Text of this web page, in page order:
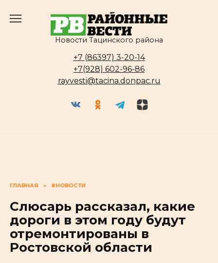
Новости Тацинского района
+7 (86397) 3-20-14
+7(928) 602-96-86
rayvesti@tacina.donpac.ru
ГЛАВНАЯ » #НОВОСТИ
Слюсарь рассказал, какие
дороги в этом году будут
отремонтированы в
Ростовской области